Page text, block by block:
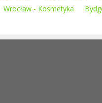
Wrocław - Kosmetyka